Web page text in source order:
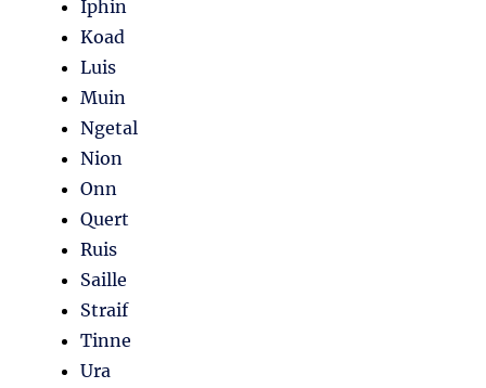
Iphin
Koad
Luis
Muin
Ngetal
Nion
Onn
Quert
Ruis
Saille
Straif
Tinne
Ura